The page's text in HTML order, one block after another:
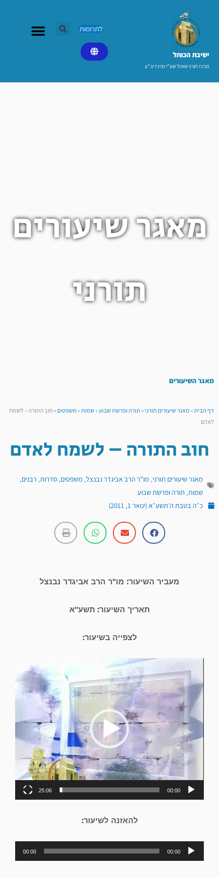
ישיבת הכותל​
מרכז תורני וואהל שע"י מרכז יב"ע
לתרומות
מאגר שיעורים
תורני
מאגר השיעורים
דף הבית»מאגר שיעורים תורני»תורה ופרשת שבוע»שמות»משפטים»חוב התורה – לשמח
לאדם
חוב התורה – לשמח לאדם
מאגר שיעורים תורני, מו"ר הרב אביגדר נבנצל, משפטים, סדרות, רבנים,
שמות, תורה ופרשת שבוע
כ״ה בטבת ה׳תשע״א (ינואר 1, 2011)
מעביר השיעור: מו"ר הרב אביגדר נבנצל
תאריך השיעור: תשע"א
לצפייה בשיעור:
נגן
וידאו
00:00
25:06
להאזנה לשיעור:
נגן
אודיו
00:00
00:00